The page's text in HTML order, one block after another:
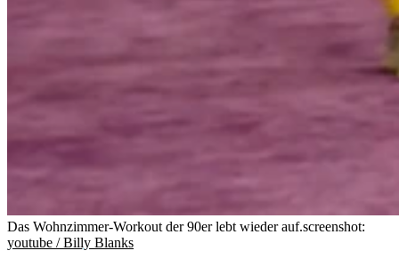
Das Wohnzimmer-Workout der 90er lebt wieder auf.screenshot:
youtube / Billy Blanks